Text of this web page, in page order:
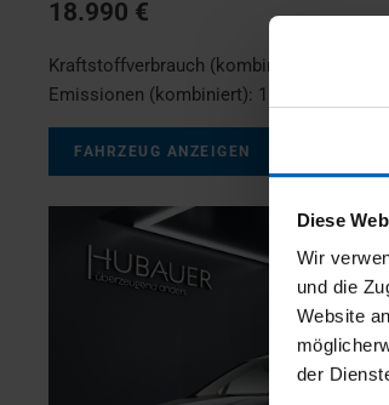
Diese
Wir
und die
Website
der
18.990 €
Kraftstoffverbrauch (kombiniert):
Emissionen (kombiniert): 159 g/km
FAHRZEUG ANZEIGEN